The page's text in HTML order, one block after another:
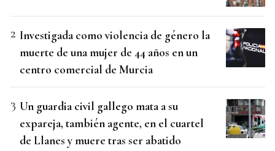
Investigada como violencia de género la
muerte de una mujer de 44 años en un
centro comercial de Murcia
Un guardia civil gallego mata a su
expareja, también agente, en el cuartel
de Llanes y muere tras ser abatido